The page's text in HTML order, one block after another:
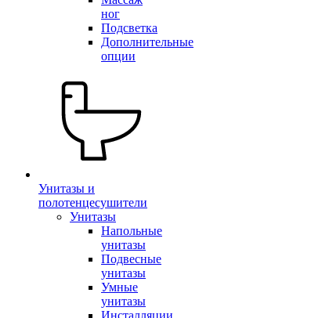
ног
Подсветка
Дополнительные
опции
Унитазы и
полотенцесушители
Унитазы
Напольные
унитазы
Подвесные
унитазы
Умные
унитазы